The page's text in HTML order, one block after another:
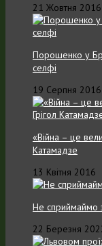
21 Жовтня 2016
Порошенко у
селфі
19 Серпня 2016
«Війна – це
Катамадзе
13 Квітня 2016
Не сприймаймо
22 Березня